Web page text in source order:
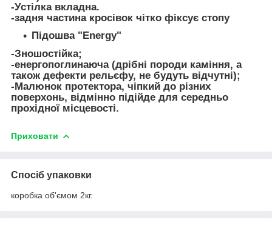
-Устілка вкладна.
-задня частина кросівок чітко фіксує стопу
Підошва "Energy"
-Зношостійка;
-енергопоглинаюча (дрібні породи каміння, а
також дефекти рельєфу, не будуть відчутні);
-Малюнок протектора, чіпкий до різних
поверхонь, відмінно підійде для середньо
прохідної місцевості.
Приховати
Спосіб упаковки
коробка об'ємом 2кг.